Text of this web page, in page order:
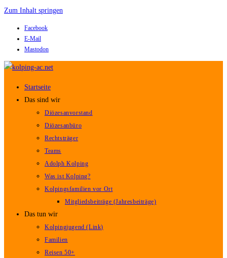
Zum Inhalt springen
Facebook
E-Mail
Mastodon
Startseite
Das sind wir
Diözesanvorstand
Diözesanbüro
Rechtsträger
Teams
Adolph Kolping
Was ist Kolping?
Kolpingsfamilien vor Ort
Mitgliedsbeiträge (Jahresbeiträge)
Das tun wir
Kolpingjugend (Link)
Familien
Reisen 50+